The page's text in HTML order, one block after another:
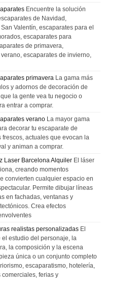
Encuentre la solución
de Navidad,
Valentín, escaparates para el
escaparates para
de primavera,
escaparates de invierno,
primavera La gama más
y adornos de decoración de
la gente vea tu negocio o
entrar a comprar.
verano La mayor gama
decorar tu escaparate de
frescos, actuales que evocan la
y animan a comprar.
Laser Barcelona Alquiler El láser
creando momentos
convierten cualquier espacio en
Permite dibujar líneas
en fachadas, ventanas y
Crea efectos
realistas personalizadas El
el estudio del personaje, la
la composición y la escena
única o un conjunto completo
escaparatismo, hotelería,
comerciales, ferias y